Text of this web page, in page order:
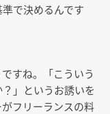
で決めるんです
すね。「こういう
」というお誘いを
フリーランスの料